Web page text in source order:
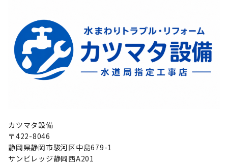
カツマタ設備
〒422-8046
静岡県静岡市駿河区中島679-1
サンビレッジ静岡西A201